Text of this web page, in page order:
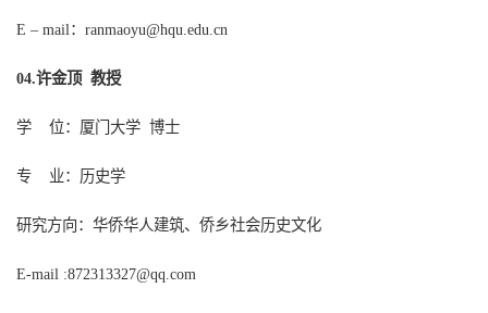
E – mail： ranmaoyu@hqu.edu.cn
04.许金顶 教授
学 位： 厦门 大学 博士
专 业： 历史学
研究方向： 华侨华人建筑、侨乡社会历史文化
E-mail :872313327@qq.com